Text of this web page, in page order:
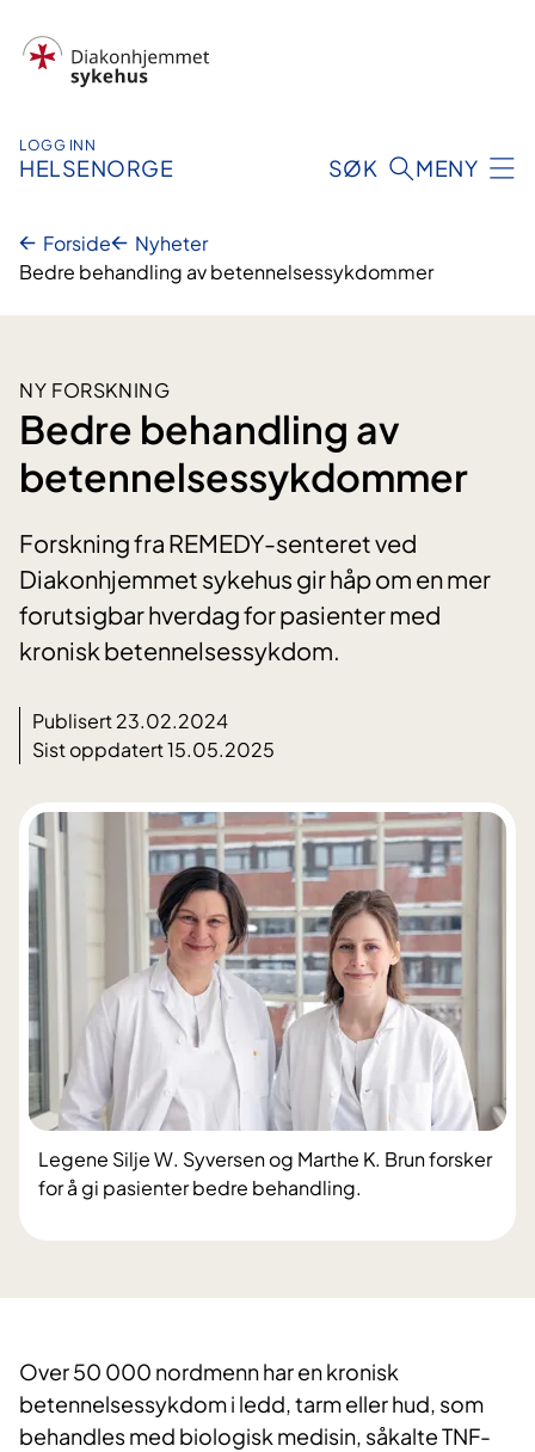
innhold
LOGG INN
HELSENORGE SØK MENY
Forside
Nyheter
Bedre behandling av betennelsessykdommer
NY FORSKNING
Bedre behandling av
betennelsessykdommer
Forskning fra REMEDY-senteret ved
Diakonhjemmet sykehus gir håp om en mer
forutsigbar hverdag for pasienter med
kronisk betennelsessykdom.
Publisert 23.02.2024
Sist oppdatert 15.05.2025
Legene Silje W. Syversen og Marthe K. Brun forsker
for å gi pasienter bedre behandling.
Over 50 000 nordmenn har en kronisk
betennelsessykdom i ledd, tarm eller hud, som
behandles med biologisk medisin, såkalte TNF-